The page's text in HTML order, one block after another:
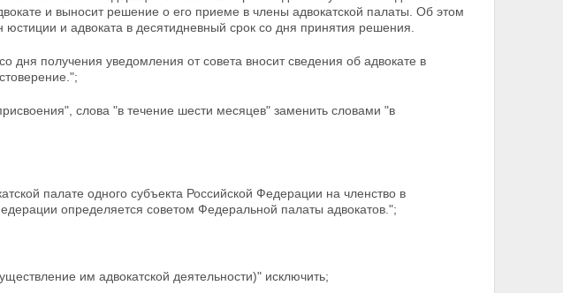
и выносит решение о его приеме в члены адвокатской палаты. Об этом
и адвоката в десятидневный срок со дня принятия решения.
дня получения уведомления от совета вносит сведения об адвокате в
слова "в течение шести месяцев" заменить словами "в
палате одного субъекта Российской Федерации на членство в
определяется советом Федеральной палаты адвокатов.";
им адвокатской деятельности)" исключить;